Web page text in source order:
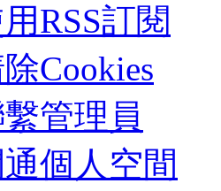
RSS訂閱
Cookies
管理員
個人空間